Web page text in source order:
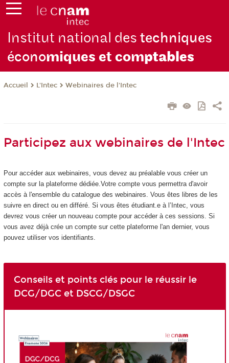
Institut national destechniques
économiques et comptables
Accueil L'Intec Webinaires de l'Intec
Participez aux webinaires de l'Intec
Pour accéder aux webinaires, vous devez au préalable vous créer un
compte sur la plateforme dédiée.Votre compte vous permettra d'avoir
accès à l'ensemble du catalogue des webinaires. Vous êtes libres de les
suivre en direct ou en différé. Si vous êtes étudiant.e à l’Intec, vous
devrez vous créer un nouveau compte pour accéder à ces sessions. Si
vous avez déjà crée un compte sur cette plateforme l'an dernier, vous
pouvez utiliser vos identifiants.
Conseils et points clés pour le réussir le
DCG/DGC et DSCG/DSGC